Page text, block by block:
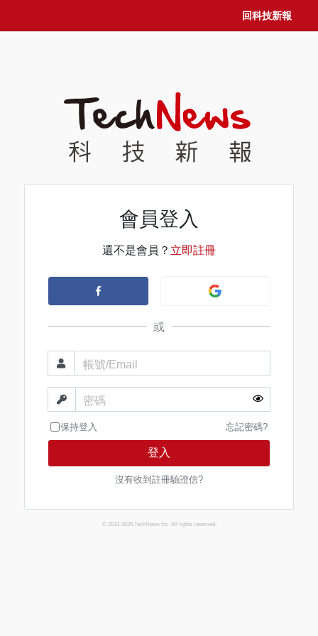
回科技新報
會員登入
還不是會員？ 立即註冊
或
帳號/Email
密碼
保持登入 忘記密碼?
登入
沒有收到註冊驗證信?
© 2013-2026 TechNews Inc. All rights reserved.